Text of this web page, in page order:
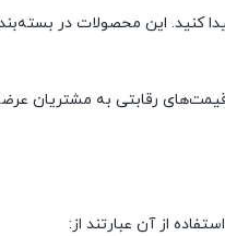
کنید. این محصولات در
رقابتی به مشتریان
از آن عبارتند از: